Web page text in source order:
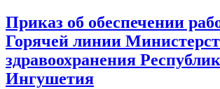
Приказ об обеспечении
Горячей линии
здравоохранения
Ингушетия